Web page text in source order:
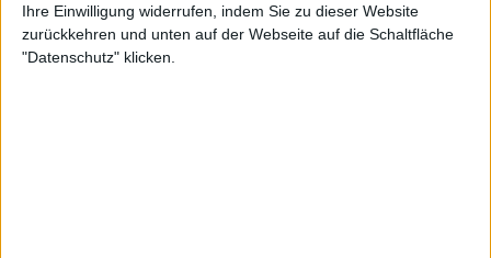
Ihre Einwilligung widerrufen, indem Sie zu dieser Website
zurückkehren und unten auf der Webseite auf die Schaltfläche
"Datenschutz" klicken.